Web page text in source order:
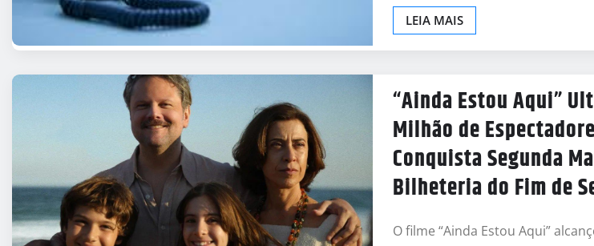
LEIA MAIS
“Ainda Estou Aqui”
Milhão de
Conquista Segunda
Bilheteria do Fim de
O filme “Ainda Estou Aqui”